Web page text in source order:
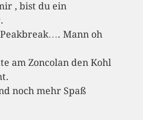
, bist du ein
Mann oh
am Zoncolan den Kohl
noch mehr Spaß